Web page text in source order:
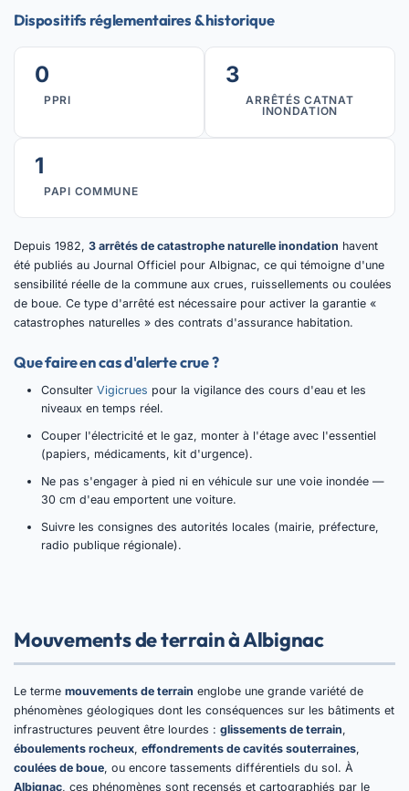
Dispositifs réglementaires & historique
0
PPRI
3
ARRÊTÉS CATNAT
INONDATION
1
PAPI COMMUNE
Depuis 1982, 3 arrêtés de catastrophe naturelle inondation havent
été publiés au Journal Officiel pour Albignac, ce qui témoigne d'une
sensibilité réelle de la commune aux crues, ruissellements ou coulées
de boue. Ce type d'arrêté est nécessaire pour activer la garantie «
catastrophes naturelles » des contrats d'assurance habitation.
Que faire en cas d'alerte crue ?
Consulter Vigicrues pour la vigilance des cours d'eau et les
niveaux en temps réel.
Couper l'électricité et le gaz, monter à l'étage avec l'essentiel
(papiers, médicaments, kit d'urgence).
Ne pas s'engager à pied ni en véhicule sur une voie inondée —
30 cm d'eau emportent une voiture.
Suivre les consignes des autorités locales (mairie, préfecture,
radio publique régionale).
Mouvements de terrain à Albignac
Le terme mouvements de terrain englobe une grande variété de
phénomènes géologiques dont les conséquences sur les bâtiments et
infrastructures peuvent être lourdes : glissements de terrain,
éboulements rocheux, effondrements de cavités souterraines,
coulées de boue, ou encore tassements différentiels du sol. À
Albignac, ces phénomènes sont recensés et cartographiés par le